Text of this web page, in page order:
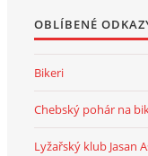
OBLÍBENÉ
Bikeri
Chebský pohár na
Lyžařský klub Jasan